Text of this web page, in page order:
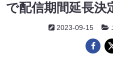
で配信期間延長決
2023-09-15